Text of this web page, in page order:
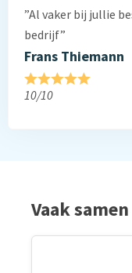
”Al vaker bij jullie
bedrijf”
Frans Thiemann
10/10
Vaak